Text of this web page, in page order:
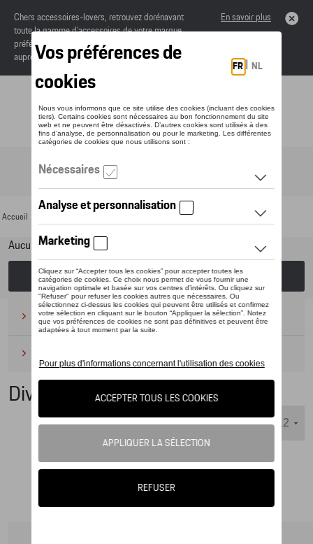
Chers accessoires-lovers, retrouvez dorénavant
toute la gamme d’accessoires de votre marque
préférée sous forme de catalogue à commander
auprès de votre concessionaire.
En savoir plus
Toggle navigation
Accueil > Divers
Aucun modèle sélectionné (Tout afficher)
Choisissez un modèle
Camping(2)
Divers
Nombre d'éléments affichés :